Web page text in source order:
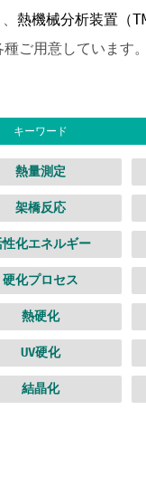
、 熱機械分析装置（
ご用意しています。
キーワード
熱量測定
架橋反応
性化エネルギー
硬化プロセス
熱硬化
UV硬化
結晶化